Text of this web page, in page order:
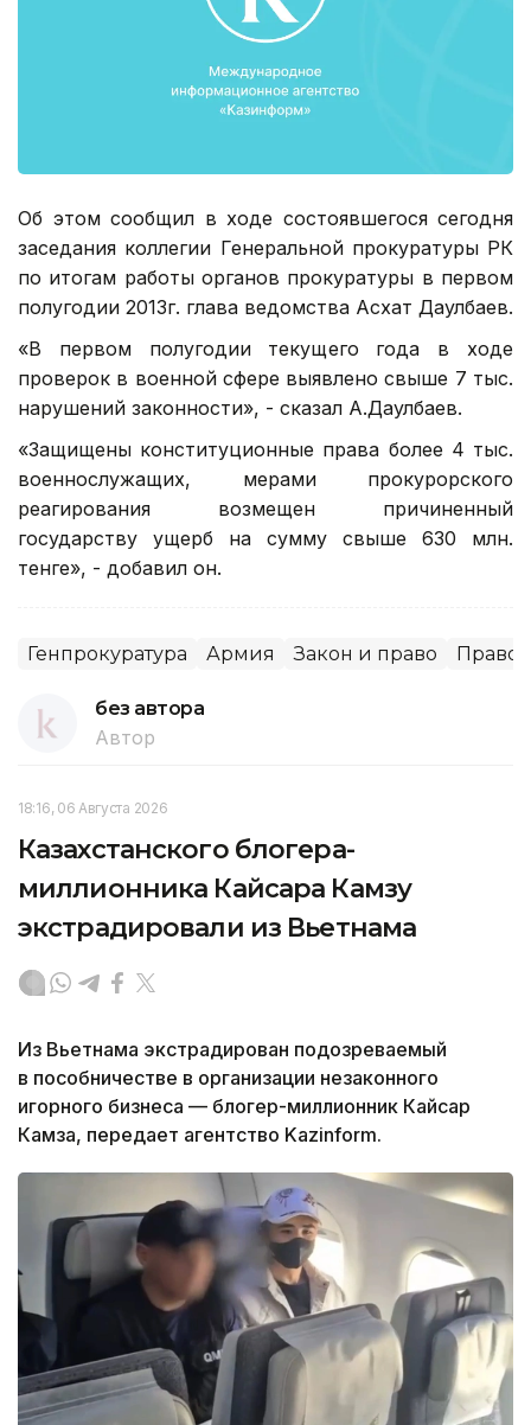
Об этом сообщил в ходе состоявшегося сегодня
заседания коллегии Генеральной прокуратуры РК
по итогам работы органов прокуратуры в первом
полугодии 2013г. глава ведомства Асхат Даулбаев.
«В первом полугодии текущего года в ходе
проверок в военной сфере выявлено свыше 7 тыс.
нарушений законности», - сказал А.Даулбаев.
«Защищены конституционные права более 4 тыс.
военнослужащих, мерами прокурорского
реагирования возмещен причиненный
государству ущерб на сумму свыше 630 млн.
тенге», - добавил он.
Генпрокуратура Армия Закон и право
без автора
Автор
18:16, 06 Августа 2026
Казахстанского блогера-
миллионника Кайсара Камзу
экстрадировали из Вьетнама
Из Вьетнама экстрадирован подозреваемый
в пособничестве в организации незаконного
игорного бизнеса — блогер-миллионник Кайсар
Камза, передает агентство Kazinform.